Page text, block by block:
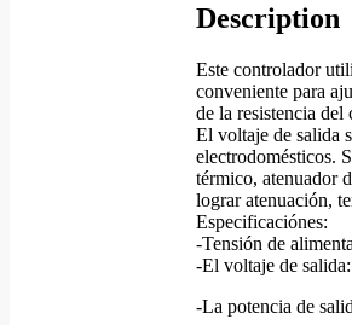
Description
Este controlador
conveniente para
de la resistencia del
El voltaje de salida
electrodomésticos.
térmico, atenuador
lograr atenuación,
Especificaciónes:
-Tensión de
-El voltaje de
-La potencia de